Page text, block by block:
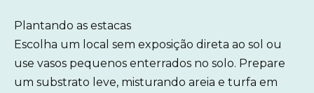
Plantando as estacas
Escolha um local sem exposição direta ao sol ou
use vasos pequenos enterrados no solo. Prepare
um substrato leve, misturando areia e turfa em